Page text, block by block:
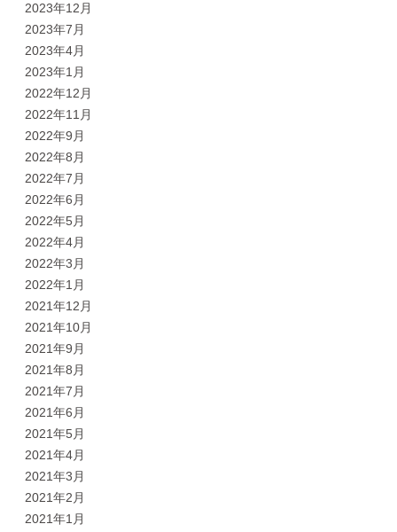
2023年12月
2023年7月
2023年4月
2023年1月
2022年12月
2022年11月
2022年9月
2022年8月
2022年7月
2022年6月
2022年5月
2022年4月
2022年3月
2022年1月
2021年12月
2021年10月
2021年9月
2021年8月
2021年7月
2021年6月
2021年5月
2021年4月
2021年3月
2021年2月
2021年1月